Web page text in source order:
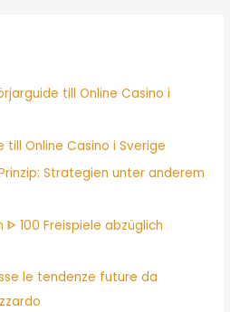
till Online Casino i
till Online Casino i Sverige
Strategien unter anderem
100 Freispiele abzüglich
le tendenze future da